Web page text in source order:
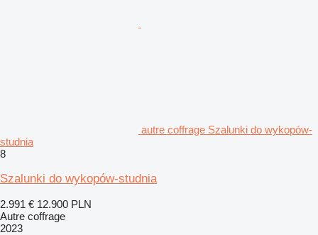
autre coffrage Szalunki do wykopów-
studnia
8
Szalunki do wykopów-studnia
2.991 € 12.900 PLN
Autre coffrage
2023